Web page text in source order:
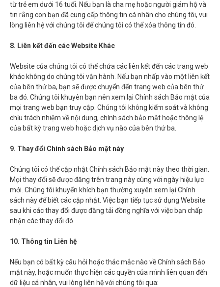
từ trẻ em dưới 16 tuổi. Nếu bạn là cha mẹ hoặc người giám hộ và
tin rằng con bạn đã cung cấp thông tin cá nhân cho chúng tôi, vui
lòng liên hệ với chúng tôi để chúng tôi có thể xóa thông tin đó.
8. Liên kết đến các Website Khác
Website của chúng tôi có thể chứa các liên kết đến các trang web
khác không do chúng tôi vận hành. Nếu bạn nhấp vào một liên kết
của bên thứ ba, bạn sẽ được chuyển đến trang web của bên thứ
ba đó. Chúng tôi khuyên bạn nên xem lại Chính sách Bảo mật của
mọi trang web bạn truy cập. Chúng tôi không kiểm soát và không
chịu trách nhiệm về nội dung, chính sách bảo mật hoặc thông lệ
của bất kỳ trang web hoặc dịch vụ nào của bên thứ ba.
9. Thay đổi Chính sách Bảo mật này
Chúng tôi có thể cập nhật Chính sách Bảo mật này theo thời gian.
Mọi thay đổi sẽ được đăng trên trang này cùng với ngày hiệu lực
mới. Chúng tôi khuyến khích bạn thường xuyên xem lại Chính
sách này để biết các cập nhật. Việc bạn tiếp tục sử dụng Website
sau khi các thay đổi được đăng tải đồng nghĩa với việc bạn chấp
nhận các thay đổi đó.
10. Thông tin Liên hệ
Nếu bạn có bất kỳ câu hỏi hoặc thắc mắc nào về Chính sách Bảo
mật này, hoặc muốn thực hiện các quyền của mình liên quan đến
dữ liệu cá nhân, vui lòng liên hệ với chúng tôi qua: